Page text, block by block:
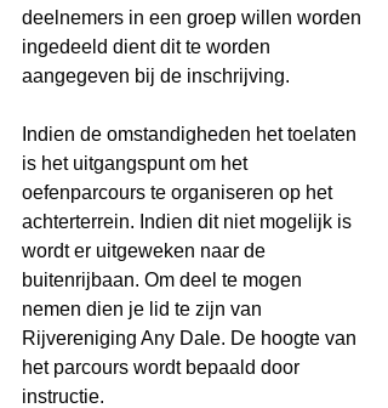
deelnemers in een groep willen worden
ingedeeld dient dit te worden
aangegeven bij de inschrijving.
Indien de omstandigheden het toelaten
is het uitgangspunt om het
oefenparcours te organiseren op het
achterterrein. Indien dit niet mogelijk is
wordt er uitgeweken naar de
buitenrijbaan. Om deel te mogen
nemen dien je lid te zijn van
Rijvereniging Any Dale. De hoogte van
het parcours wordt bepaald door
instructie.